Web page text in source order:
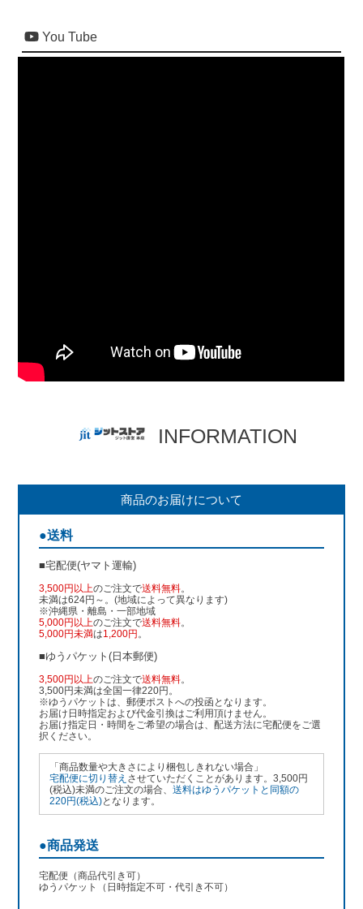
You Tube
INFORMATION
商品のお届けについて
●送料
■宅配便(ヤマト運輸)
3,500円以上のご注文で送料無料。
未満は624円～。(地域によって異なります)
※沖縄県・離島・一部地域
5,000円以上のご注文で送料無料。
5,000円未満は1,200円 。
■ゆうパケット(日本郵便)
3,500円以上のご注文で送料無料。
3,500円未満は全国一律220円。
※ゆうパケットは、郵便ポストへの投函となります。
お届け日時指定および代金引換はご利用頂けません。
お届け指定日・時間をご希望の場合は、配送方法に宅配便をご選
択ください。
「商品数量や大きさにより梱包しきれない場合」
宅配便に切り替え させていただくことがあります。3,500円
(税込)未満のご注文の場合、送料はゆうパケットと同額の
220円(税込)となります。
●商品発送
宅配便（商品代引き可）
ゆうパケット（日時指定不可・代引き不可）